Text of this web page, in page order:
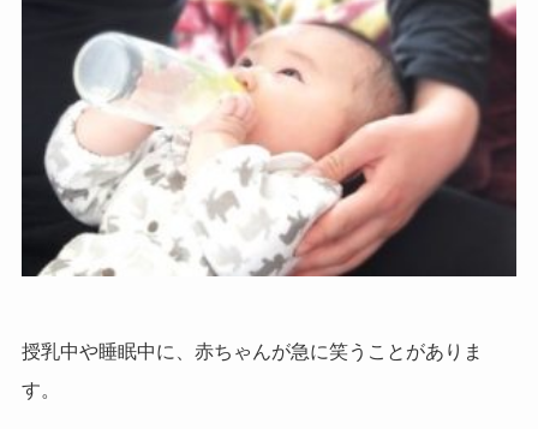
授乳中や睡眠中に、赤ちゃんが急に笑うことがありま
す。